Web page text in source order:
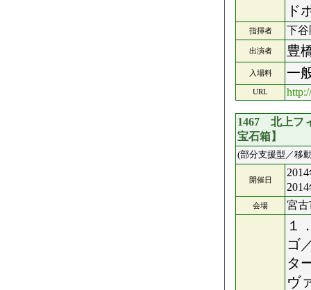
ド
指揮者 下
出演者 豊
入場料 一
URL
1467 北上フ
宝石箱】
(部分支援型／移
開催日
会場 宮
１
ゴ
タ
ヴ